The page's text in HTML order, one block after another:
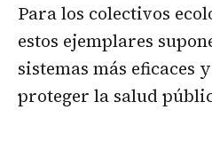
Para los colectivos
estos ejemplares
sistemas más eficaces
proteger la salud